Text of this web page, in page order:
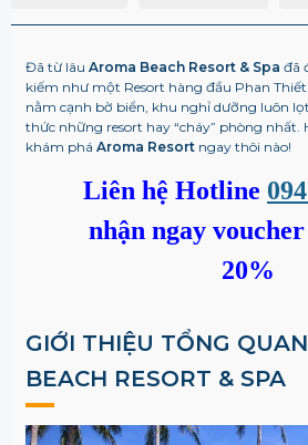
Đã từ lâu Aroma Beach Resort & Spa đã
kiếm như một Resort hàng đầu Phan
nằm cạnh bờ biển, khu nghỉ dưỡng luôn
thức những resort hay “cháy” phòng nhất.
khám phá Aroma Resortngay thôi nào!
Liên hệ Hotline
nhận ngay
20%
GIỚI THIỆU TỔNG
BEACH RESORT & SPA